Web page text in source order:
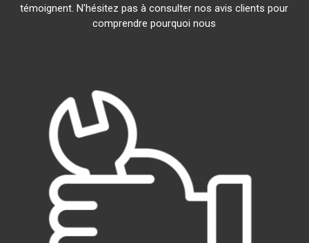
témoignent. N'hésitez pas à consulter nos avis clients pour
comprendre pourquoi nous